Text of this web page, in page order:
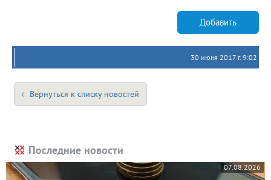
Добавить
30 июня 2017 г. 9:02
Вернуться к списку новостей
Последние новости
07.08.2026